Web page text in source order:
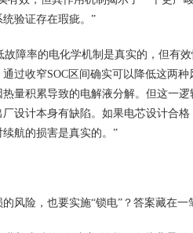
验证存在瑕疵。”
故障率的电化学机制是真实的，但有
过收窄SOC区间确实可以降低这两
量积累导致的电解液分解。但这一
设计本身有缺陷。如果电芯设计合
航的损害是真实的。”
风险，也要实施“锁电”？答案藏在一